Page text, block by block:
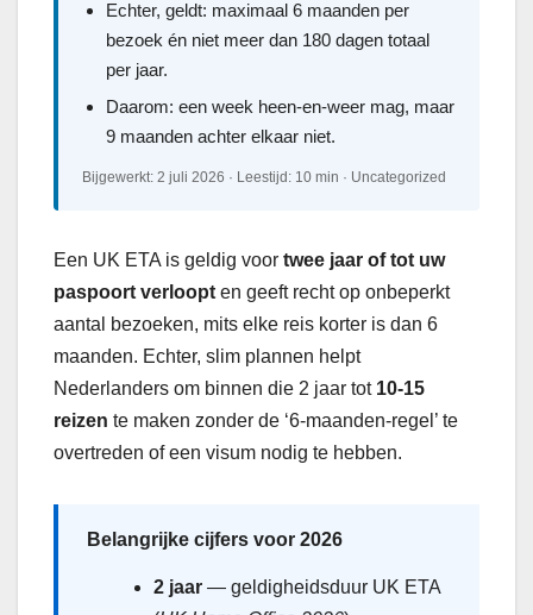
Echter, geldt: maximaal 6 maanden per
bezoek én niet meer dan 180 dagen totaal
per jaar.
Daarom: een week heen-en-weer mag, maar
9 maanden achter elkaar niet.
Bijgewerkt: 2 juli 2026 · Leestijd: 10 min · Uncategorized
Een UK ETA is geldig voor twee jaar of tot uw
paspoort verloopt en geeft recht op onbeperkt
aantal bezoeken, mits elke reis korter is dan 6
maanden. Echter, slim plannen helpt
Nederlanders om binnen die 2 jaar tot 10-15
reizen te maken zonder de ‘6-maanden-regel’ te
overtreden of een visum nodig te hebben.
Belangrijke cijfers voor 2026
2 jaar — geldigheidsduur UK ETA